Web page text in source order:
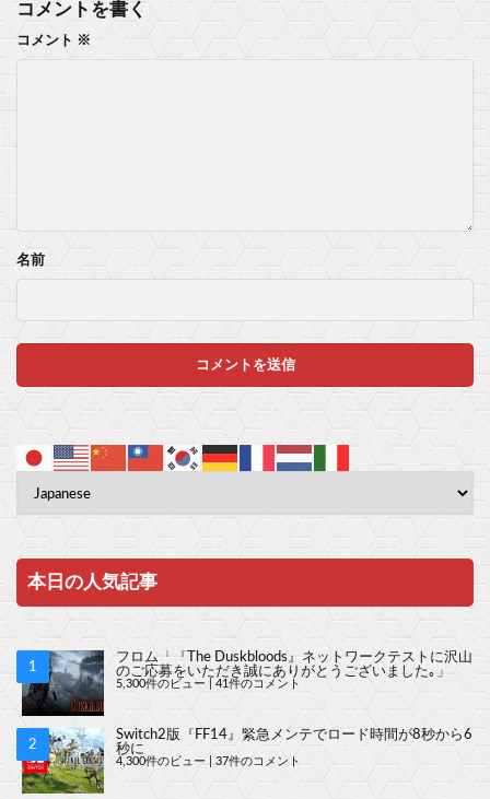
ビットコイン再び1600万円へ。ドル円は147円に
コメントを書く
コメント ※
名前
本日の人気記事
フロム「『The Duskbloods』ネットワークテストに沢山
のご応募をいただき誠にありがとうございました｡」
5,300件のビュー 41件のコメント
Switch2版『FF14』緊急メンテでロード時間が8秒から6
秒に
4,300件のビュー 37件のコメント